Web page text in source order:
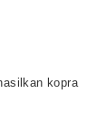
kopra